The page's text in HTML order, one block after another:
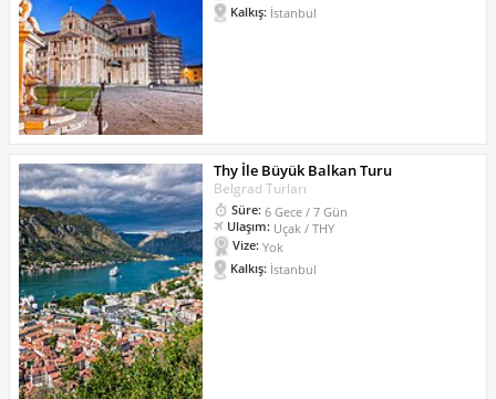
Kalkış: İstanbul
Thy İle Büyük Balkan Turu
Belgrad Turları
Süre: 6 Gece / 7 Gün
Ulaşım: Uçak / THY
Vize: Yok
Kalkış: İstanbul